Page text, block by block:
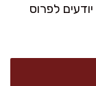
לפרוס